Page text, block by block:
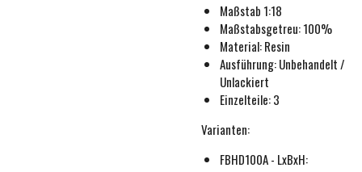
Maßstab 1:18
Maßstabsgetreu:100%
Material: Resin
Ausführung:Unbehandelt /
Unlackiert
Einzelteile: 3
Varianten:
FBHD100A - LxBxH: